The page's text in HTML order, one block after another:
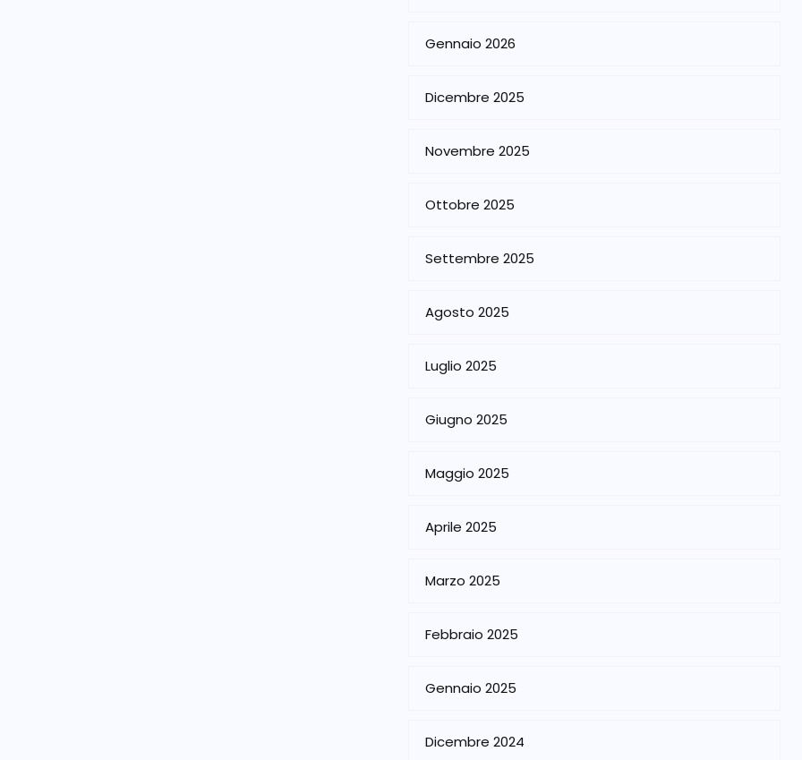
Gennaio 2026
Dicembre 2025
Novembre 2025
Ottobre 2025
Settembre 2025
Agosto 2025
Luglio 2025
Giugno 2025
Maggio 2025
Aprile 2025
Marzo 2025
Febbraio 2025
Gennaio 2025
Dicembre 2024